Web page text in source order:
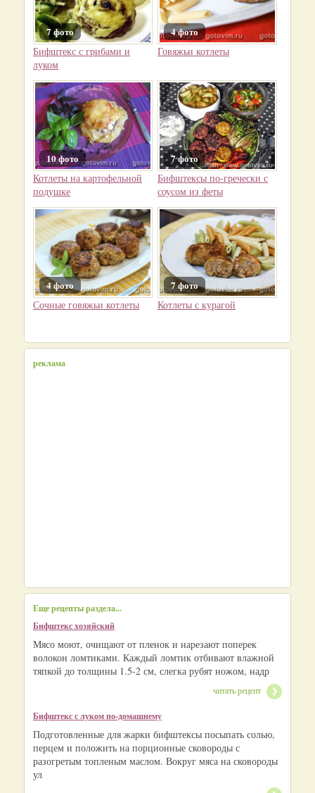
7 фото
Бифштекс с грибами и
луком
4 фото
Говяжьи котлеты
10 фото
Котлеты на картофельной
подушке
7 фото
Бифштексы по-гречески с
соусом из феты
4 фото
Сочные говяжьи котлеты
7 фото
Котлеты с курагой
реклама
Еще рецепты раздела...
Бифштекс хозяйский
Мясо моют, очищают от пленок и нарезают поперек
волокон ломтиками. Каждый ломтик отбивают влажной
тяпкой до толщины 1.5-2 см, слегка рубят ножом, надр
читать рецепт
Бифштекс с луком по-домашнему
Подготовленные для жарки бифштексы посыпать солью,
перцем и положить на порционные сковороды с
разогретым топленым маслом. Вокруг мяса на сковороды
ул